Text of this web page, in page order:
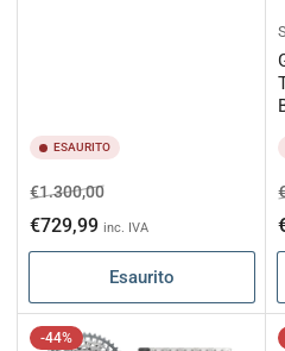
ESAURITO
Prezzo
di
listino
€1.300,00Prezzo
scontato
€729,99 inc. IVA
Esaurito
-44%